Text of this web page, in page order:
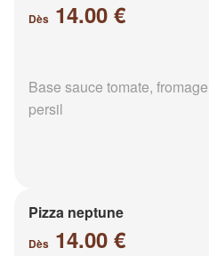
Dès 14.00 €
Base sauce tomate,
persil
Pizza neptune
Dès 14.00 €